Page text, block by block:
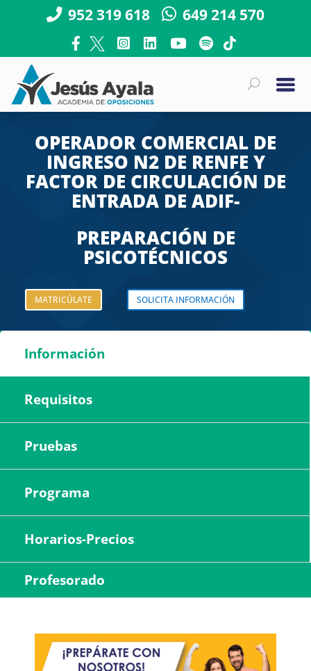
952 319 618 649 214 570
OPERADOR COMERCIAL DE
INGRESO N2 DE RENFE Y
FACTOR DE CIRCULACIÓN DE
ENTRADA DE ADIF-
PREPARACIÓN DE
PSICOTÉCNICOS
MATRICÚLATE SOLICITA INFORMACIÓN
Información
Requisitos
Pruebas
Programa
Horarios-Precios
Profesorado